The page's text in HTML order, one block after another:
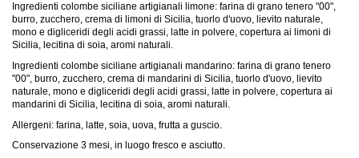
Ingredienti colombe siciliane artigianali limone: farina di grano tenero "00",
burro, zucchero, crema di limoni di Sicilia, tuorlo d'uovo, lievito naturale,
mono e digliceridi degli acidi grassi, latte in polvere, copertura ai limoni di
Sicilia, lecitina di soia, aromi naturali.
Ingredienti colombe siciliane artigianali mandarino: farina di grano tenero
"00", burro, zucchero, crema di mandarini di Sicilia, tuorlo d'uovo, lievito
naturale, mono e digliceridi degli acidi grassi, latte in polvere, copertura ai
mandarini di Sicilia, lecitina di soia, aromi naturali.
Allergeni: farina, latte, soia, uova, frutta a guscio.
Conservazione 3 mesi, in luogo fresco e asciutto.